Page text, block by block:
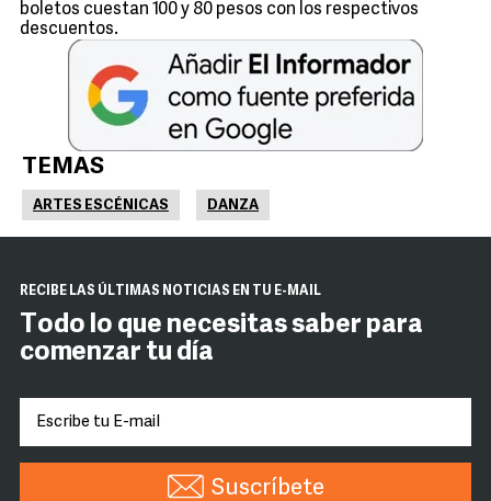
boletos cuestan 100 y 80 pesos con los respectivos
descuentos.
TEMAS
ARTES ESCÉNICAS DANZA
RECIBE LAS ÚLTIMAS NOTICIAS EN TU E-MAIL
Todo lo que necesitas saber para
comenzar tu día
Suscríbete